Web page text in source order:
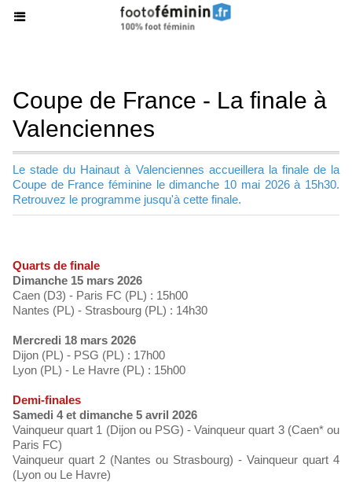
Coupe de France - La finale à
Valenciennes
Le stade du Hainaut à Valenciennes accueillera la finale de la
Coupe de France féminine le dimanche 10 mai 2026 à 15h30.
Retrouvez le programme jusqu'à cette finale.
Quarts de finale
Dimanche 15 mars 2026
Caen (D3) - Paris FC (PL) : 15h00
Nantes (PL) - Strasbourg (PL) : 14h30
Mercredi 18 mars 2026
Dijon (PL) - PSG (PL) : 17h00
Lyon (PL) - Le Havre (PL) : 15h00
Demi-finales
Samedi 4 et dimanche 5 avril 2026
Vainqueur quart 1 (Dijon ou PSG) - Vainqueur quart 3 (Caen* ou
Paris FC)
Vainqueur quart 2 (Nantes ou Strasbourg) - Vainqueur quart 4
(Lyon ou Le Havre)